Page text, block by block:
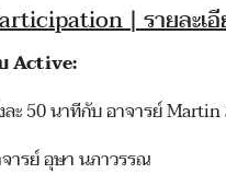
| รายละเอี
Active:
ะ 50 นาทีกับ อาจารย์
จารย์ อุษา นภาวรรณ